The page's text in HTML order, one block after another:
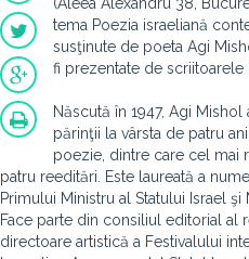
tema Poezia israeliană
susţinute de poeta Agi
fi prezentate de scriitoarele
Născută în 1947, Agi
părinţii la vârsta de patru
poezie, dintre care cel mai
patru reeditări. Este laureată a
Primului Ministru al Statului Israel şi
Face parte din consiliul editorial al
directoare artistică a Festivalului